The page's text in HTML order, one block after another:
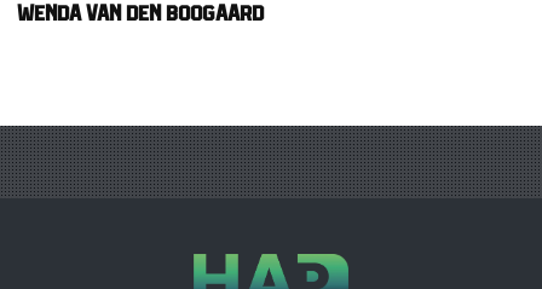
Wenda van den Boogaard